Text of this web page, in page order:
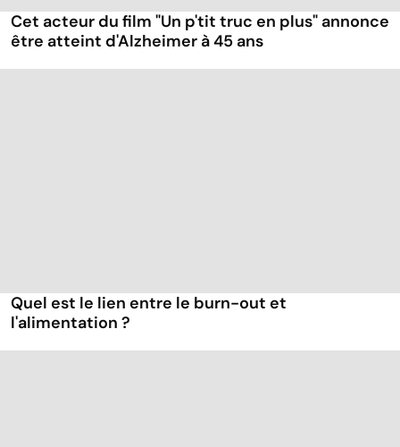
Cet acteur du film "Un p'tit truc en plus" annonce
être atteint d'Alzheimer à 45 ans
Quel est le lien entre le burn-out et
l'alimentation ?